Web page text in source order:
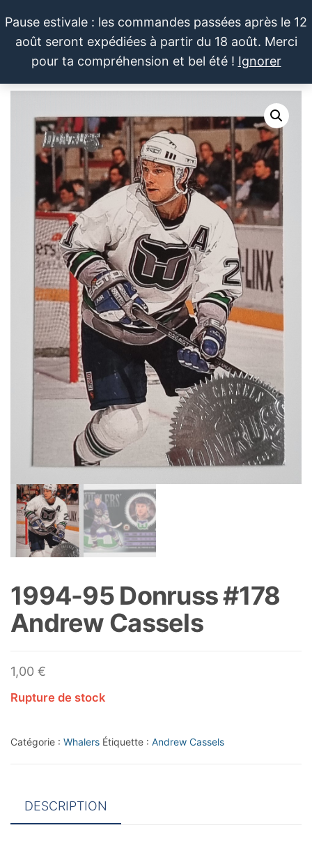
au
contenu
Pause estivale : les commandes passées après le 12
août seront expédiées à partir du 18 août. Merci
pour ta compréhension et bel été ! Ignorer
LE SPORTIF
DU
DIMANCHE®
Cartes
et
produits
autour
du
sport et
de la
pop
culture
1994-95 Donruss #178
Andrew Cassels
1,00 €
Rupture de stock
Catégorie : Whalers Étiquette : Andrew Cassels
DESCRIPTION